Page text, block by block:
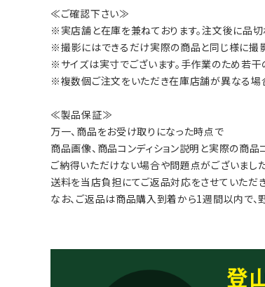
≪ご確認下さい≫
※実店舗と在庫を兼ねております。注文後に品
※撮影にはできるだけ実際の商品と同じ様に撮
※サイズは実寸でございます。手作業のため若干
※複数個ご注文をいただき在庫店舗が異なる場
≪製品保証≫
万一、商品をお受け取りになった時点で
商品画像、商品コンディション説明と実際の商品
ご納得いただけない場合や問題点がございまし
送料を当店負担にてご返品対応をさせていただき
なお、ご返品は商品購入到着から1週間以内で、